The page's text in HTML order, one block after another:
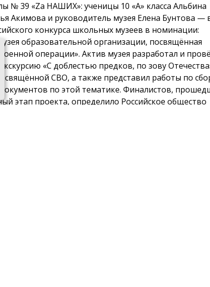
№ 39 «Za НАШИХ»: ученицы 10 «А» класса Альбина
Акимова и руководитель музея Елена Бунтова
конкурса школьных музеев в номинации:
образовательной организации, посвящённая
операции». Актив музея разработал и
«С доблестью предков, по зову
СВО, а также представил работы по
документов по этой тематике. Финалистов,
этап проекта, определило Российское общество